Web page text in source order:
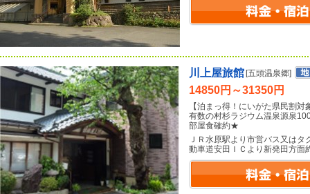
川上屋旅館 [五頭温泉郷]
14850円～31350円
【泊まっ得！にいがた県民割
有数の村杉ラジウム温泉源泉
部屋食確約★
ＪＲ水原駅より市営バス又は
動車道安田ＩＣより新発田方面